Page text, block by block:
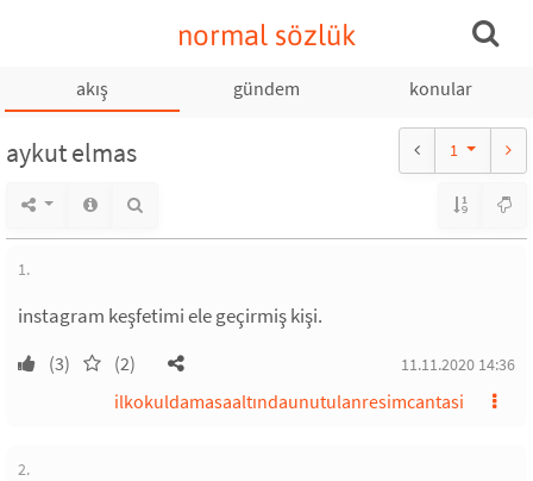
normal sözlük
akış gündem konular
aykut elmas 1
1.
instagram keşfetimi ele geçirmiş kişi.
(3) (2) 11.11.2020 14:36
ilkokuldamasaaltındaunutulanresimcantasi
2.